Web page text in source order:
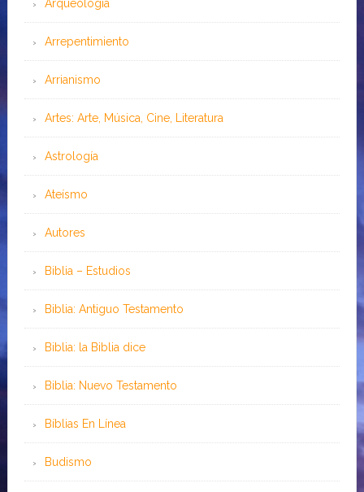
Arqueología
Arrepentimiento
Arrianismo
Artes: Arte, Música, Cine, Literatura
Astrología
Ateísmo
Autores
Biblia – Estudios
Biblia: Antiguo Testamento
Biblia: la Biblia dice
Biblia: Nuevo Testamento
Bíblias En Línea
Budismo